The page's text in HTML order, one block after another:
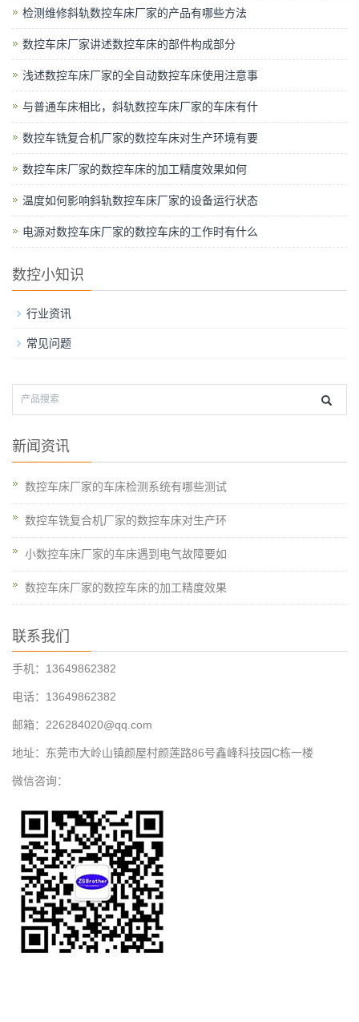
检测维修斜轨数控车床厂家的产品有哪些方法
数控车床厂家讲述数控车床的部件构成部分
浅述数控车床厂家的全自动数控车床使用注意事
与普通车床相比，斜轨数控车床厂家的车床有什
数控车铣复合机厂家的数控车床对生产环境有要
数控车床厂家的数控车床的加工精度效果如何
温度如何影响斜轨数控车床厂家的设备运行状态
电源对数控车床厂家的数控车床的工作时有什么
数控小知识
行业资讯
常见问题
新闻资讯
数控车床厂家的车床检测系统有哪些测试
数控车铣复合机厂家的数控车床对生产环
小数控车床厂家的车床遇到电气故障要如
数控车床厂家的数控车床的加工精度效果
联系我们
手机：13649862382
电话：13649862382
邮箱：226284020@qq.com
地址：东莞市大岭山镇颜屋村颜莲路86号鑫峰科技园C栋一楼
微信咨询：